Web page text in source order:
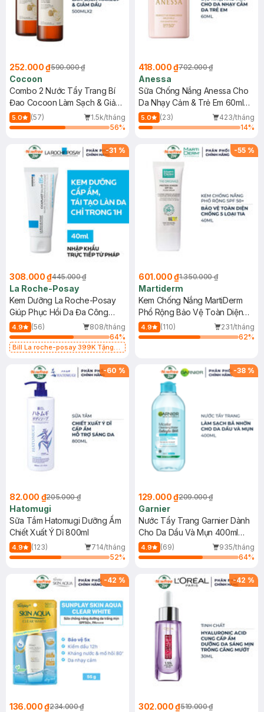
252.000 ₫590.000 ₫
Cocoon
Combo 2 Nước Tẩy Trang Bí
Đao Cocoon Làm Sạch & Giảm
Dầu 500ml
5.0 (57)
1.5k/tháng
56%
418.000 ₫702.000 ₫
Anessa
Sữa Chống Nắng Anessa Cho
Da Nhạy Cảm & Trẻ Em 60ml
(Mới)
5.0 (23)
423/tháng
14%
-31 %
308.000 ₫445.000 ₫
La Roche-Posay
Kem Dưỡng La Roche-Posay
Giúp Phục Hồi Da Đa Công
Dụng 40ml
4.9 (56)
808/tháng
64%
Bill La roche-posay 399K Tặng
(SL có hạn)
-55 %
601.000 ₫1.350.000 ₫
Martiderm
Kem Chống Nắng MartiDerm
Phổ Rộng Bảo Vệ Toàn Diện
40ml
4.9 (110)
231/tháng
62%
-60 %
82.000 ₫205.000 ₫
Hatomugi
Sữa Tắm Hatomugi Dưỡng Ẩm
Chiết Xuất Ý Dĩ 800ml
4.9 (123)
714/tháng
52%
-38 %
129.000 ₫209.000 ₫
Garnier
Nước Tẩy Trang Garnier Dành
Cho Da Dầu Và Mụn 400ml
(Mới)
4.9 (69)
935/tháng
64%
-42 %
136.000 ₫234.000 ₫
-42 %
302.000 ₫519.000 ₫